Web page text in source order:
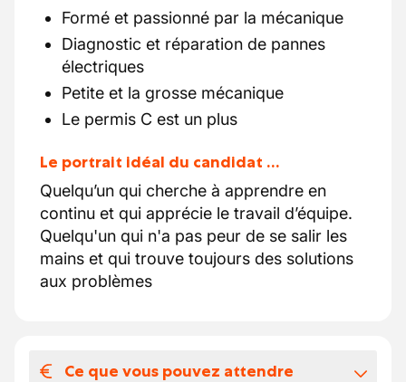
Formé et passionné par la mécanique
Diagnostic et réparation de pannes
électriques
Petite et la grosse mécanique
Le permis C est un plus
Le portrait idéal du candidat …
Quelqu’un qui cherche à apprendre en
continu et qui apprécie le travail d’équipe.
Quelqu'un qui n'a pas peur de se salir les
mains et qui trouve toujours des solutions
aux problèmes
Ce que vous pouvez attendre